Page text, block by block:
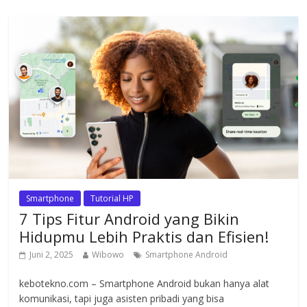
o
k
A
p
p
a
m
d
s
Smartphone Tutorial HP
7 Tips Fitur Android yang Bikin
Hidupmu Lebih Praktis dan Efisien!
Juni 2, 2025 Wibowo Smartphone Android
kebotekno.com – Smartphone Android bukan hanya alat
komunikasi, tapi juga asisten pribadi yang bisa